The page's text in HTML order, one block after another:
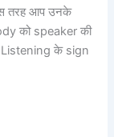
तरह आप उनके
को speaker की
Listening के sign